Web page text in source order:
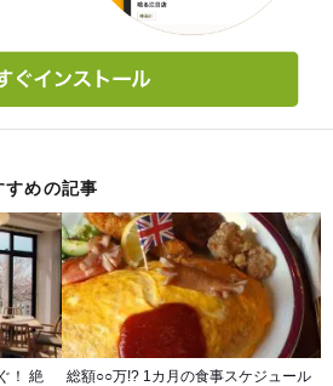
すめの記事
！ 絶
総額○○万!? 1カ月の食事スケジュール